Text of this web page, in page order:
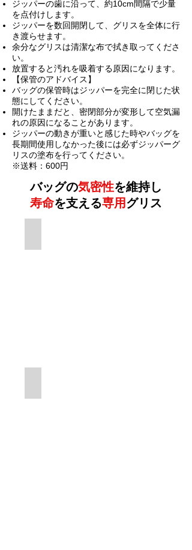
ジッパーの歯に沿って、約10cm間隔で少量
を点付けします。
ジッパーを数回開閉して、グリスを全体に行
き渡らせます。
余分なグリスは清潔な布で拭き取ってくださ
い。
放置すると汚れを吸着する原因になります。
【保管のアドバイス】
バッグの保管時はジッパーを完全に閉じた状
態にしてください。
開けたままだと、密閉部分が変形して空気漏
れの原因になることがあります。
ジッパーの動きが重いと感じた時やバッグを
長期間使用しなかった後には必ずジッパーグ
リスの塗布を行ってください。
※送料：600円
バッグの気密性を維持し
寿命を支える専用グリス